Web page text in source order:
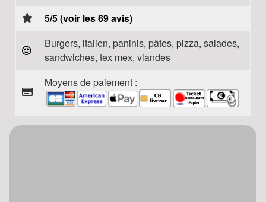
5/5 (voir les 69 avis)
Burgers, italien, paninis, pâtes, pizza, salades,
sandwiches, tex mex, viandes
Moyens de paiement :